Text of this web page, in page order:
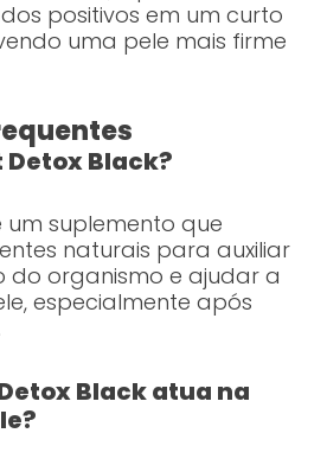
positivos em um curto
uma pele mais firme
Detox Black?
um suplemento que
naturais para auxiliar
do organismo e ajudar a
especialmente após
Black atua na